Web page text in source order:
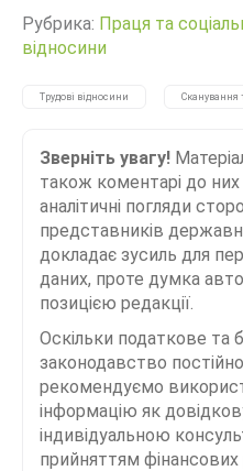
Рубрика: Праця та
відносини
Трудові відносини Сканування
Зверніть увагу!
також коментарі до
аналітичні погляди
представників
докладає зусиль для
даних, проте думка
позицією редакції.
Оскільки податкове та
законодавство
рекомендуємо
інформацію як
індивідуальною
прийняттям фінансових